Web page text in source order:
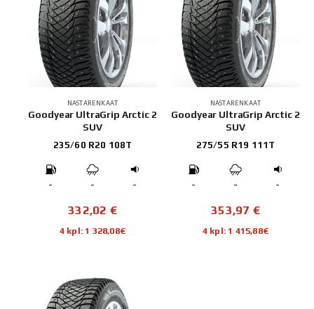
NASTARENKAAT
Goodyear UltraGrip Arctic 2
SUV
235/60 R20 108T
- - -
332,02 €
4 kpl: 1 328,08€
NASTARENKAAT
Goodyear UltraGrip Arctic 2
SUV
275/55 R19 111T
- - -
353,97 €
4 kpl: 1 415,88€